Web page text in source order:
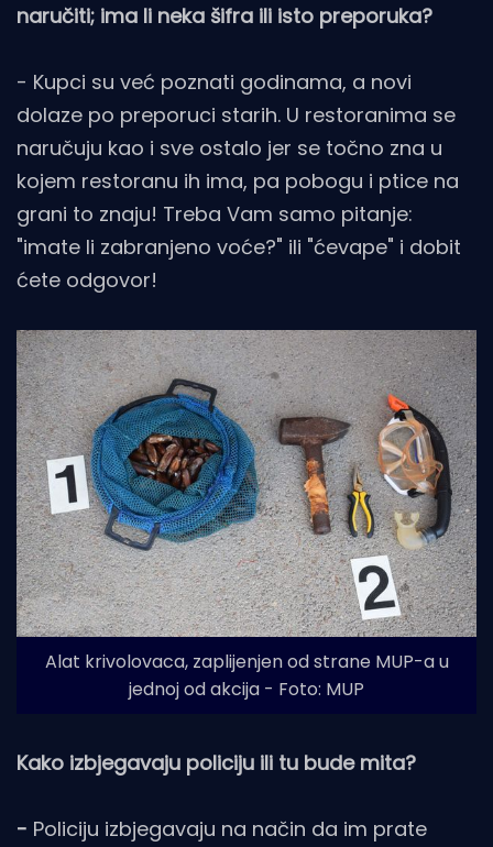
naručiti; ima li neka šifra ili isto preporuka?
- Kupci su već poznati godinama, a novi
dolaze po preporuci starih. U restoranima se
naručuju kao i sve ostalo jer se točno zna u
kojem restoranu ih ima, pa pobogu i ptice na
grani to znaju! Treba Vam samo pitanje:
"imate li zabranjeno voće?" ili "ćevape" i dobit
ćete odgovor!
Alat krivolovaca, zaplijenjen od strane MUP-a u
jednoj od akcija - Foto: MUP
Kako izbjegavaju policiju ili tu bude mita?
- Policiju izbjegavaju na način da im prate